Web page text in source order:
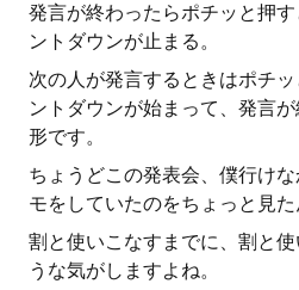
発言が終わったらポチッと押
ントダウンが止まる。
次の人が発言するときはポチ
ントダウンが始まって、発言
形です。
ちょうどこの発表会、僕行け
モをしていたのをちょっと見た
割と使いこなすまでに、割と
うな気がしますよね。